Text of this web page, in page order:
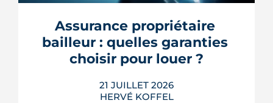
bureaux et logements de fonction
pourraient à terme changer de mains,
sans que la liste ni le calendrier s...
LIRE L'ARTICLE
Assurance propriétaire
bailleur : quelles garanties
choisir pour louer ?
21 JUILLET 2026
HERVÉ KOFFEL